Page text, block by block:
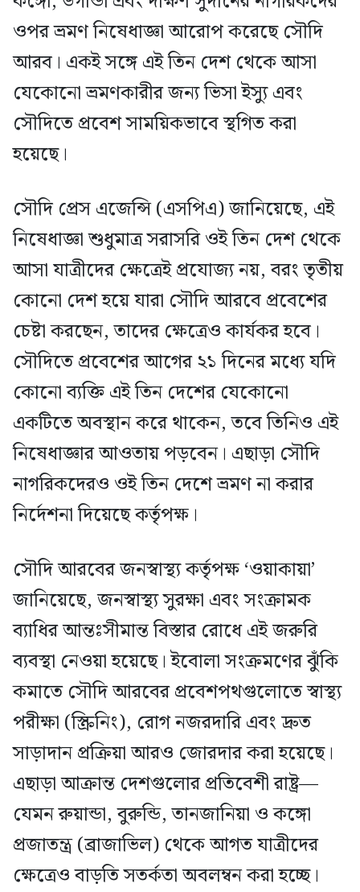
ওপর ভ্রমণ নিষেধাজ্ঞা আরোপ করেছে সৌদি
আরব। একই সঙ্গে এই তিন দেশ থেকে আসা
যেকোনো ভ্রমণকারীর জন্য ভিসা ইস্যু এবং
সৌদিতে প্রবেশ সাময়িকভাবে স্থগিত করা
হয়েছে।
সৌদি প্রেস এজেন্সি (এসপিএ) জানিয়েছে, এই
নিষেধাজ্ঞা শুধুমাত্র সরাসরি ওই তিন দেশ থেকে
আসা যাত্রীদের ক্ষেত্রেই প্রযোজ্য নয়, বরং তৃতীয়
কোনো দেশ হয়ে যারা সৌদি আরবে প্রবেশের
চেষ্টা করছেন, তাদের ক্ষেত্রেও কার্যকর হবে।
সৌদিতে প্রবেশের আগের ২১ দিনের মধ্যে যদি
কোনো ব্যক্তি এই তিন দেশের যেকোনো
একটিতে অবস্থান করে থাকেন, তবে তিনিও এই
নিষেধাজ্ঞার আওতায় পড়বেন। এছাড়া সৌদি
নাগরিকদেরও ওই তিন দেশে ভ্রমণ না করার
নির্দেশনা দিয়েছে কর্তৃপক্ষ।
সৌদি আরবের জনস্বাস্থ্য কর্তৃপক্ষ ‘ওয়াকায়া’
জানিয়েছে, জনস্বাস্থ্য সুরক্ষা এবং সংক্রামক
ব্যাধির আন্তঃসীমান্ত বিস্তার রোধে এই জরুরি
ব্যবস্থা নেওয়া হয়েছে। ইবোলা সংক্রমণের ঝুঁকি
কমাতে সৌদি আরবের প্রবেশপথগুলোতে স্বাস্থ্য
পরীক্ষা (স্ক্রিনিং), রোগ নজরদারি এবং দ্রুত
সাড়াদান প্রক্রিয়া আরও জোরদার করা হয়েছে।
এছাড়া আক্রান্ত দেশগুলোর প্রতিবেশী রাষ্ট্র—
যেমন রুয়ান্ডা, বুরুন্ডি, তানজানিয়া ও কঙ্গো
প্রজাতন্ত্র (ব্রাজাভিল) থেকে আগত যাত্রীদের
ক্ষেত্রেও বাড়তি সতর্কতা অবলম্বন করা হচ্ছে।